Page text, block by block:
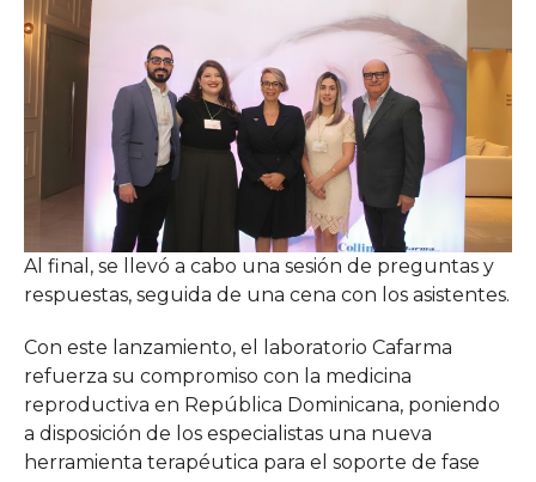
Al final, se llevó a cabo una sesión de preguntas y
respuestas, seguida de una cena con los asistentes.
Con este lanzamiento, el laboratorio Cafarma
refuerza su compromiso con la medicina
reproductiva en República Dominicana, poniendo
a disposición de los especialistas una nueva
herramienta terapéutica para el soporte de fase